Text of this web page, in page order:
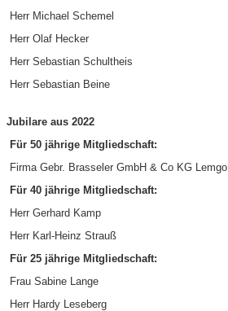
Herr Michael Schemel
Herr Olaf Hecker
Herr Sebastian Schultheis
Herr Sebastian Beine
Jubilare aus 2022
Für 50 jährige Mitgliedschaft:
Firma Gebr. Brasseler GmbH & Co KG Lemgo
Für 40 jährige Mitgliedschaft:
Herr Gerhard Kamp
Herr Karl-Heinz Strauß
Für 25 jährige Mitgliedschaft:
Frau Sabine Lange
Herr Hardy Leseberg